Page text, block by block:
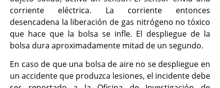
corriente eléctrica. La corriente entonces
desencadena la liberación de gas nitrógeno no tóxico
que hace que la bolsa se infle. El despliegue de la
bolsa dura aproximadamente mitad de un segundo.
En caso de que una bolsa de aire no se despliegue en
un accidente que produzca lesiones, el incidente debe